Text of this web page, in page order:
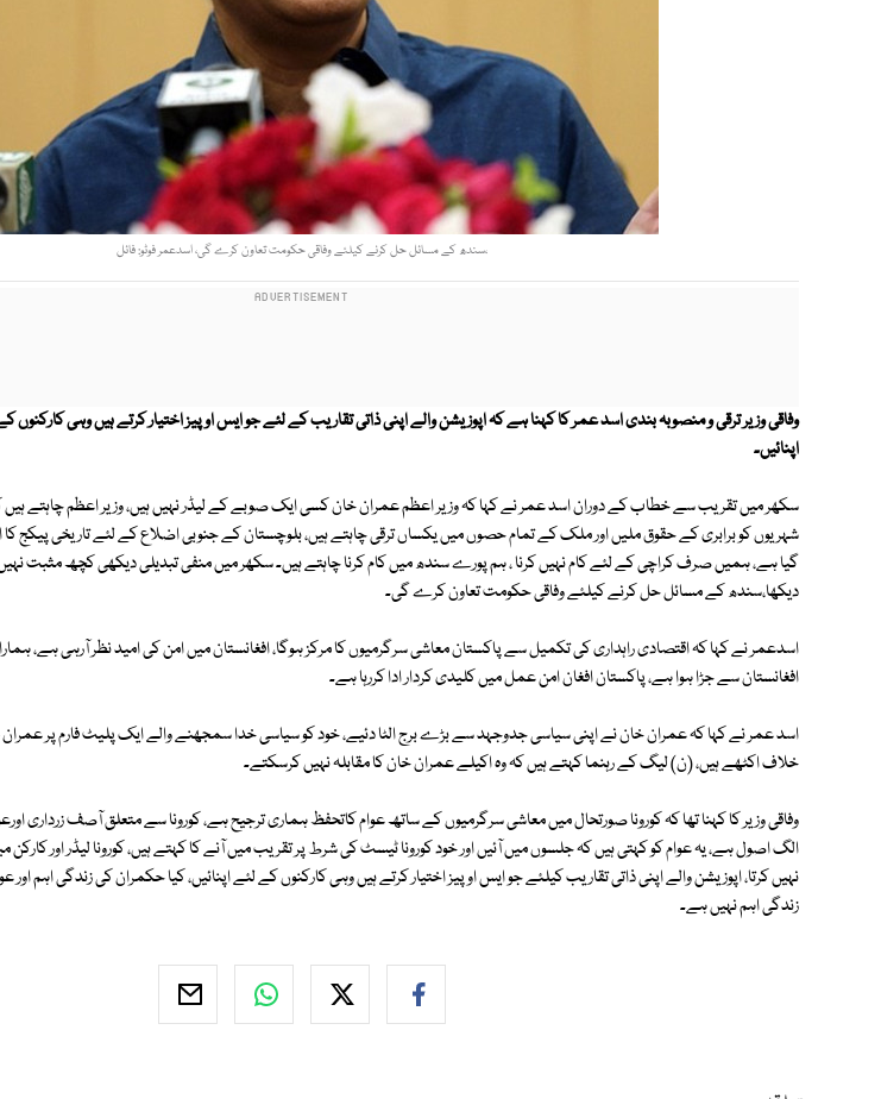
،سندھ کے مسائل حل کرنے کیلئے وفاقی حکومت تعاون کرے گی، اسدعمر فوٹو: فائل
وفاقی وزیر ترقی و منصوبہ بندی اسد عمر کا کہنا ہے کہ اپوزیشن والے اپنی ذاتی تقاریب کے لئے جو ایس او پیز اختیار کرتے ہیں وہی کارکنوں
اپنائیں۔
سکھر میں تقریب سے خطاب کے دوران اسد عمر نے کہا کہ وزیر اعظم عمران خان کسی ایک صوبے کے لیڈر نہیں ہیں، وزیر اعظم چاہتے ہیں
شہریوں کو برابری کے حقوق ملیں اور ملک کے تمام حصوں میں یکساں ترقی چاہتے ہیں، بلوچستان کے جنوبی اضلاع کے لئے تاریخی پیکج کا
گیا ہے، ہمیں صرف کراچی کے لئے کام نہیں کرنا ، ہم پورے سندھ میں کام کرنا چاہتے ہیں۔ سکھر میں منفی تبدیلی دیکھی کچھ مثبت
دیکھا،سندھ کے مسائل حل کرنے کیلئے وفاقی حکومت تعاون کرے گی۔
اسدعمر نے کہا کہ اقتصادی راہداری کی تکمیل سے پاکستان معاشی سرگرمیوں کا مرکز ہوگا، افغانستان میں امن کی امید نظر آرہی ہے،
افغانستان سے جڑا ہوا ہے، پاکستان افغان امن عمل میں کلیدی کردار ادا کررہا ہے۔
اسد عمر نے کہا کہ عمران خان نے اپنی سیاسی جدوجہد سے بڑے برج الٹا دئیے، خود کو سیاسی خدا سمجھنے والے ایک پلیٹ فارم پر
خلاف اکٹھے ہیں، (ن) لیگ کے رہنما کہتے ہیں کہ وہ اکیلے عمران خان کا مقابلہ نہیں کرسکتے۔
وفاقی وزیر کا کہنا تھا کہ کورونا صورتحال میں معاشی سرگرمیوں کے ساتھ عوام کاتحفظ ہماری ترجیح ہے، کورونا سے متعلق آصف زرداری
الگ اصول ہے، یہ عوام کو کہتی ہیں کہ جلسوں میں آئیں اور خود کورونا ٹیسٹ کی شرط پر تقریب میں آنے کا کہتے ہیں، کورونا لیڈر اور کارکن
نہیں کرتا، اپوزیشن والے اپنی ذاتی تقاریب کیلئے جو ایس او پیز اختیار کرتے ہیں وہی کارکنوں کے لئے اپنائیں، کیا حکمران کی زندگی اہم اور
زندگی اہم نہیں ہے۔